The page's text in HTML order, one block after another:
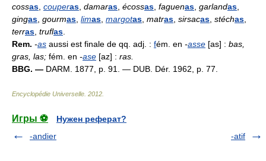
cossas, couperas, damaras, écossas, faguenas, garlandas,
gingas, gourmas, limas, margotas, matras, sirsacas, stéchas,
terras, truflas.
Rem. -as aussi est finale de qq. adj. : fém. en -asse [as] : bas,
gras, las; fém. en -ase [az] : ras.
BBG. — DARM. 1877, p. 91. — DUB. Dér. 1962, p. 77.
Encyclopédie Universelle 2012
Игры ⚽
Нужен реферат?
-andier
-atif